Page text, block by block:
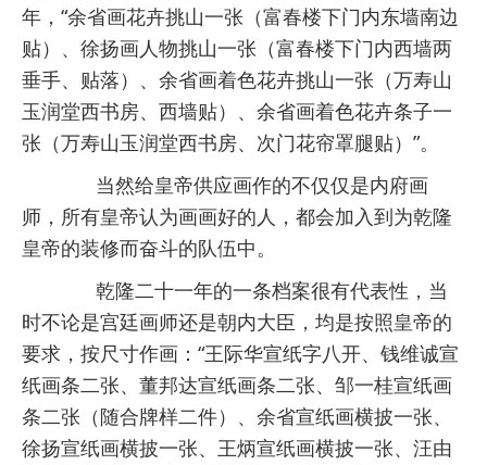
年，“余省画花卉挑山一张（富春楼下门内东墙南边
贴）、徐扬画人物挑山一张（富春楼下门内西墙两
垂手、贴落）、余省画着色花卉挑山一张（万寿山
玉润堂西书房、西墙贴）、余省画着色花卉条子一
张（万寿山玉润堂西书房、次门花帘罩腿贴）”。
当然给皇帝供应画作的不仅仅是内府画
师，所有皇帝认为画画好的人，都会加入到为乾隆
皇帝的装修而奋斗的队伍中。
乾隆二十一年的一条档案很有代表性，当
时不论是宫廷画师还是朝内大臣，均是按照皇帝的
要求，按尺寸作画：“王际华宣纸字八开、钱维诚宣
纸画条二张、董邦达宣纸画条二张、邹一桂宣纸画
条二张（随合牌样二件）、余省宣纸画横披一张、
徐扬宣纸画横披一张、王炳宣纸画横披一张、汪由